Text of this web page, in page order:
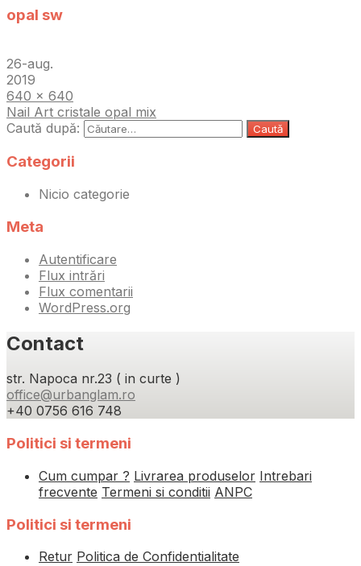
opal sw
26-aug.
2019
640 × 640
Nail Art cristale opal mix
Caută după:
Categorii
Nicio categorie
Meta
Autentificare
Flux intrări
Flux comentarii
WordPress.org
Contact
str. Napoca nr.23 ( in curte )
office@urbanglam.ro
+40 0756 616 748
Politici si termeni
Cum cumpar ? Livrarea produselor Intrebari
frecvente Termeni si conditii ANPC
Politici si termeni
Retur Politica de Confidentialitate